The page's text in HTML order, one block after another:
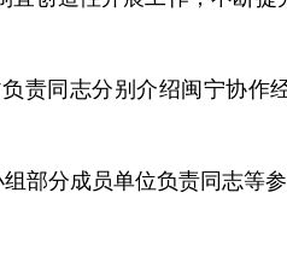
同志分别介绍闽宁协作
分成员单位负责同志等参